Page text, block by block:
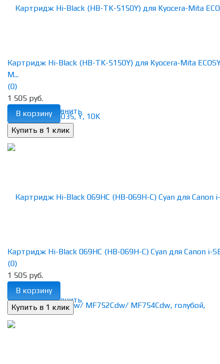
избранное сравнить
Картридж Hi-Black (HB-TK-5150Y) для Kyocera-Mita
M...
(0)
1 505 руб.
В корзину
избранное сравнить
Картридж Hi-Black 069HC (HB-069H-C) Cyan для Canon i-
(0)
1 505 руб.
В корзину